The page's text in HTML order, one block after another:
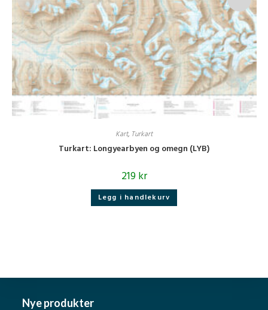
Kart, Turkart
Turkart: Longyearbyen og omegn (LYB)
219kr
Legg i handlekurv
Nye produkter